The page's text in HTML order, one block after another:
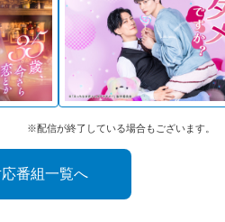
※配信が終了している場合もございます。
番組一覧へ